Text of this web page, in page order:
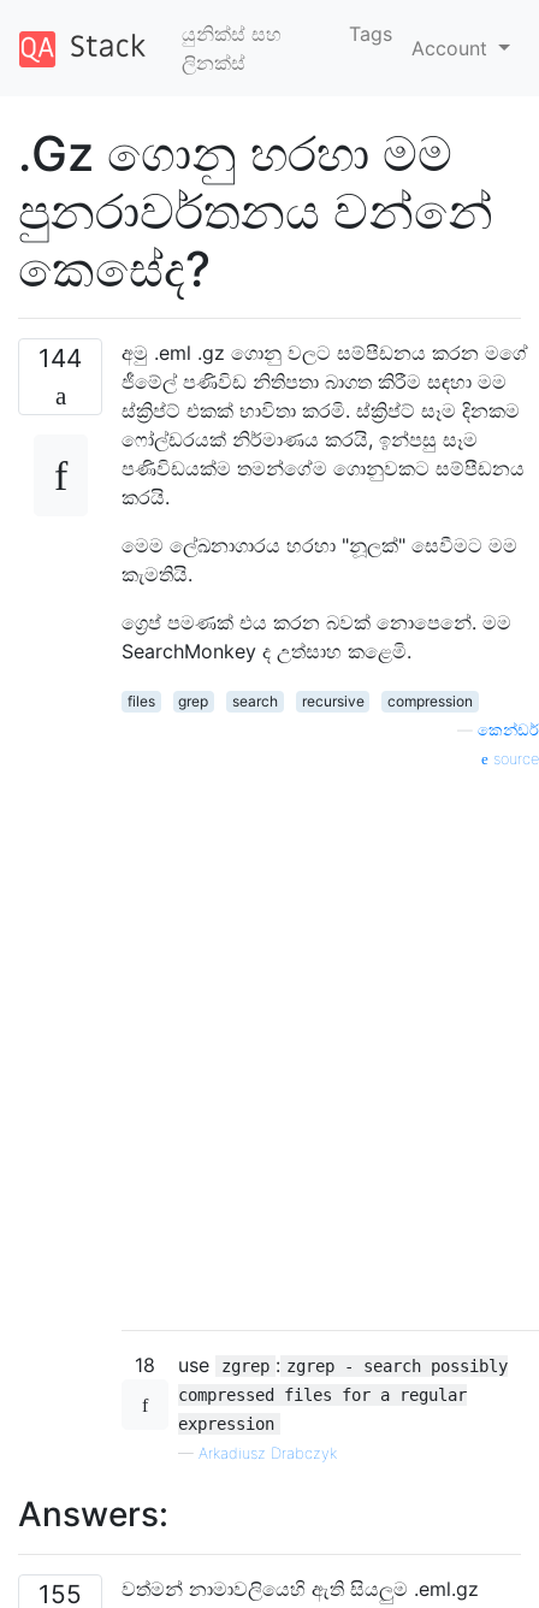
යුනික්ස් සහ
ලිනක්ස්
Tags
Account
.Gz ගොනු හරහා මම
පුනරාවර්තනය වන්නේ
කෙසේද?
144
අමු .eml .gz ගොනු වලට සම්පීඩනය කරන මගේ
ජීමේල් පණිවිඩ නිතිපතා බාගත කිරීම සඳහා මම
ස්ක්‍රිප්ට් එකක් භාවිතා කරමි. ස්ක්‍රිප්ට් සෑම දිනකම
ෆෝල්ඩරයක් නිර්මාණය කරයි, ඉන්පසු සෑම
පණිවිඩයක්ම තමන්ගේම ගොනුවකට සම්පීඩනය
කරයි.
මෙම ලේඛනාගාරය හරහා "නූලක්" සෙවීමට මම
කැමතියි.
ග්‍රෙප් පමණක් එය කරන බවක් නොපෙනේ. මම
SearchMonkey ද උත්සාහ කළෙමි.
files grep search recursive
compression
කෙන්ඩර්
source
18 use zgrep : zgrep - search possibly
compressed files for a regular
expression
— Arkadiusz Drabczyk
Answers:
155
වත්මන් නාමාවලියෙහි ඇති සියලුම .eml.gz